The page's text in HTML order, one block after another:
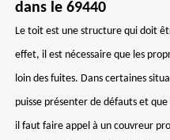
dans le 69440
Le toit est une structure qui doit
effet, il est nécessaire que les
loin des fuites. Dans certaines
puisse présenter de défauts et
il faut faire appel à un couvreur